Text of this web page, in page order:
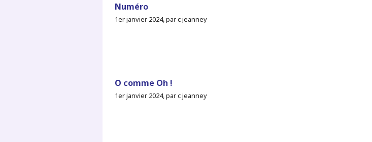
Numéro
1er janvier 2024, par c jeanney
O comme Oh !
1er janvier 2024, par c jeanney